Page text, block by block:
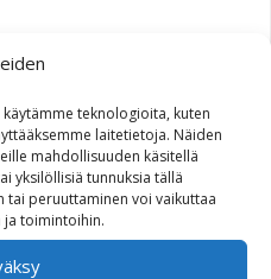
teknologioita, kuten
laitetietoja. Näiden
mahdollisuuden käsitellä
yksilöllisiä tunnuksia tällä
tai peruuttaminen voi vaikuttaa
ja toimintoihin.